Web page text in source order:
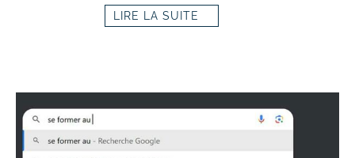
LIRE LA SUITE